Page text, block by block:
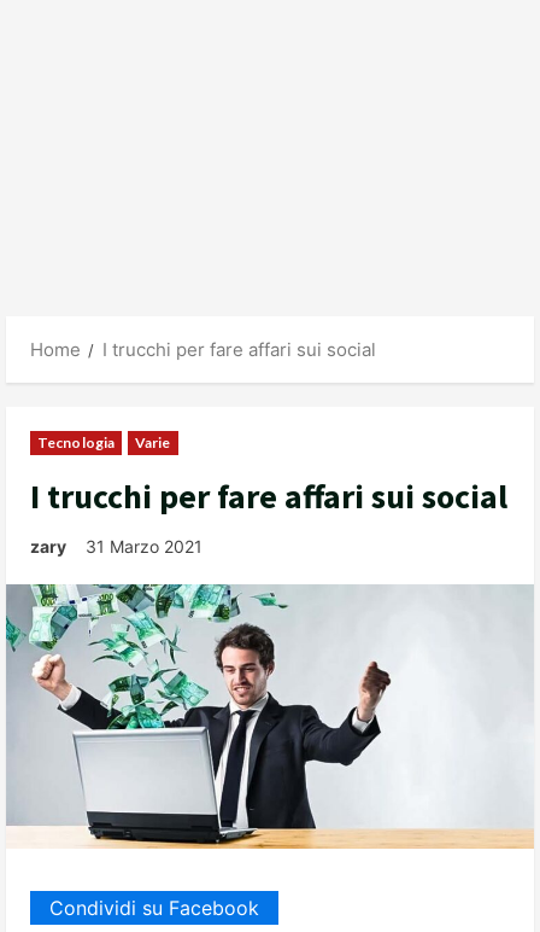
Home I trucchi per fare affari sui social
Tecnologia Varie
I trucchi per fare affari sui social
zary 31 Marzo 2021
Condividi su Facebook